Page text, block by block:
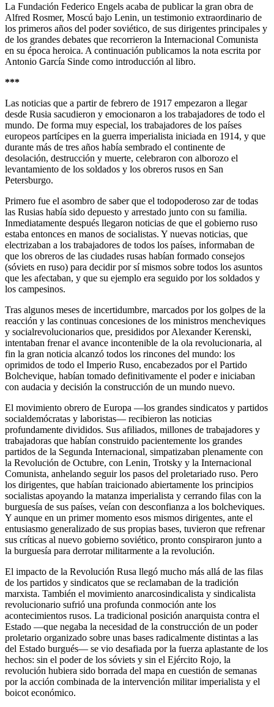
La Fundación Federico Engels acaba de publicar la gran obra de
Alfred Rosmer, Moscú bajo Lenin, un testimonio extraordinario de
los primeros años del poder soviético, de sus dirigentes principales y
de los grandes debates que recorrieron la Internacional Comunista
en su época heroica. A continuación publicamos la nota escrita por
Antonio García Sinde como introducción al libro.
***
Las noticias que a partir de febrero de 1917 empezaron a llegar
desde Rusia sacudieron y emocionaron a los trabajadores de todo el
mundo. De forma muy especial, los trabajadores de los países
europeos partícipes en la guerra imperialista iniciada en 1914, y que
durante más de tres años había sembrado el continente de
desolación, destrucción y muerte, celebraron con alborozo el
levantamiento de los soldados y los obreros rusos en San
Petersburgo.
Primero fue el asombro de saber que el todopoderoso zar de todas
las Rusias había sido depuesto y arrestado junto con su familia.
Inmediatamente después llegaron noticias de que el gobierno ruso
estaba entonces en manos de socialistas. Y nuevas noticias, que
electrizaban a los trabajadores de todos los países, informaban de
que los obreros de las ciudades rusas habían formado consejos
(sóviets en ruso) para decidir por sí mismos sobre todos los asuntos
que les afectaban, y que su ejemplo era seguido por los soldados y
los campesinos.
Tras algunos meses de incertidumbre, marcados por los golpes de la
reacción y las continuas concesiones de los ministros mencheviques
y socialrevolucionarios que, presididos por Alexander Kerenski,
intentaban frenar el avance incontenible de la ola revolucionaria, al
fin la gran noticia alcanzó todos los rincones del mundo: los
oprimidos de todo el Imperio Ruso, encabezados por el Partido
Bolchevique, habían tomado definitivamente el poder e iniciaban
con audacia y decisión la construcción de un mundo nuevo.
El movimiento obrero de Europa —los grandes sindicatos y partidos
socialdemócratas y laboristas— recibieron las noticias
profundamente divididos. Sus afiliados, millones de trabajadores y
trabajadoras que habían construido pacientemente los grandes
partidos de la Segunda Internacional, simpatizaban plenamente con
la Revolución de Octubre, con Lenin, Trotsky y la Internacional
Comunista, anhelando seguir los pasos del proletariado ruso. Pero
los dirigentes, que habían traicionado abiertamente los principios
socialistas apoyando la matanza imperialista y cerrando filas con la
burguesía de sus países, veían con desconfianza a los bolcheviques.
Y aunque en un primer momento esos mismos dirigentes, ante el
entusiasmo generalizado de sus propias bases, tuvieron que refrenar
sus críticas al nuevo gobierno soviético, pronto conspiraron junto a
la burguesía para derrotar militarmente a la revolución.
El impacto de la Revolución Rusa llegó mucho más allá de las filas
de los partidos y sindicatos que se reclamaban de la tradición
marxista. También el movimiento anarcosindicalista y sindicalista
revolucionario sufrió una profunda conmoción ante los
acontecimientos rusos. La tradicional posición anarquista contra el
Estado —que negaba la necesidad de la construcción de un poder
proletario organizado sobre unas bases radicalmente distintas a las
del Estado burgués— se vio desafiada por la fuerza aplastante de los
hechos: sin el poder de los sóviets y sin el Ejército Rojo, la
revolución hubiera sido borrada del mapa en cuestión de semanas
por la acción combinada de la intervención militar imperialista y el
boicot económico.